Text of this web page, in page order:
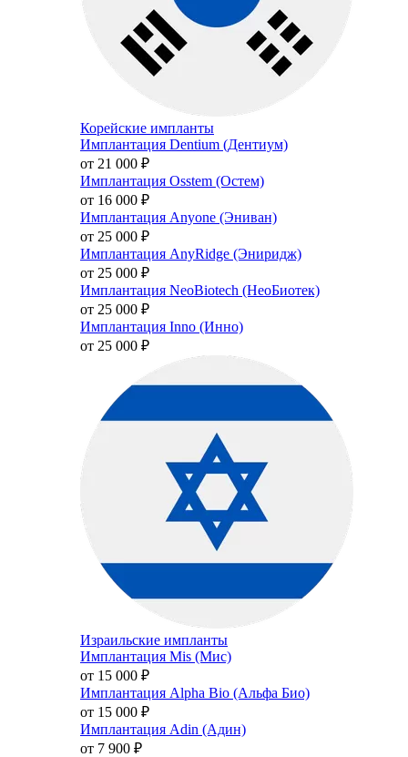
Корейские импланты
Имплантация Dentium (Дентиум)
от 21 000 ₽
Имплантация Osstem (Остем)
от 16 000 ₽
Имплантация Anyone (Эниван)
от 25 000 ₽
Имплантация AnyRidge (Эниридж)
от 25 000 ₽
Имплантация NeoBiotech (НеоБиотек)
от 25 000 ₽
Имплантация Inno (Инно)
от 25 000 ₽
Израильские импланты
Имплантация Mis (Мис)
от 15 000 ₽
Имплантация Alpha Bio (Альфа Био)
от 15 000 ₽
Имплантация Adin (Адин)
от 7 900 ₽